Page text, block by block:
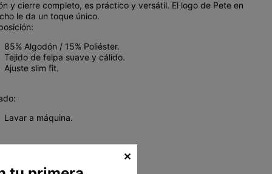
ycierre completo, es práctico y versátil. El logo de Pete en
le da un toque único.
85% Algodón / 15% Poliéster.
Tejido de felpa suave y cálido.
Ajuste slim fit.
Lavar a máquina.
✕